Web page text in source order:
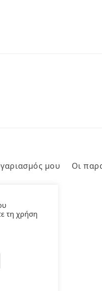
μου Οι
τη χρήση